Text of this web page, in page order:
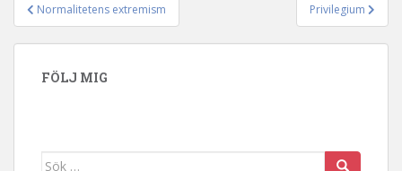
Inläggsnavigering
Normalitetens extremism Privilegium
FÖLJ MIG
Sök efter: